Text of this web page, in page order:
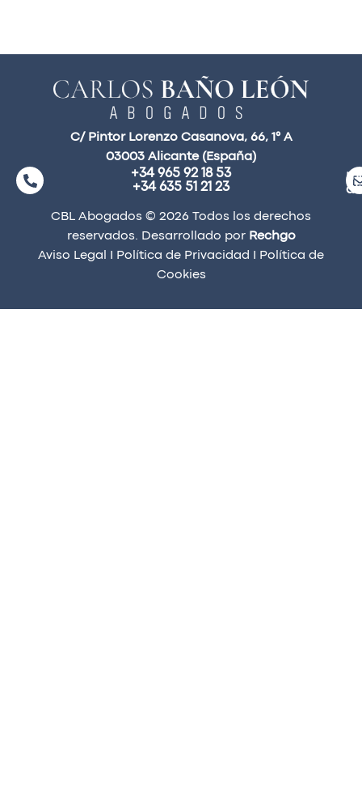
C/ Pintor Lorenzo Casanova, 66, 1° A
03003 Alicante (España)
+34 965 92 18 53
+34 635 51 21 23
CBL Abogados © 2026 Todos los derechos
reservados. Desarrollado por Rechgo
Aviso Legal
Política de Privacidad
Política de
Cookies